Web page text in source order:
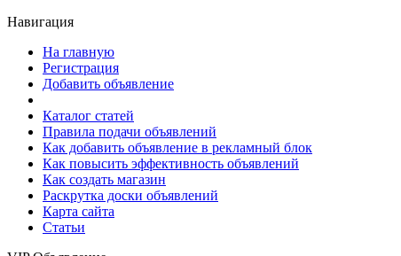
Навигация
На главную
Регистрация
Добавить объявление
Каталог статей
Правила подачи объявлений
Как добавить объявление в рекламный блок
Как повысить эффективность объявлений
Как создать магазин
Раскрутка доски объявлений
Карта сайта
Статьи